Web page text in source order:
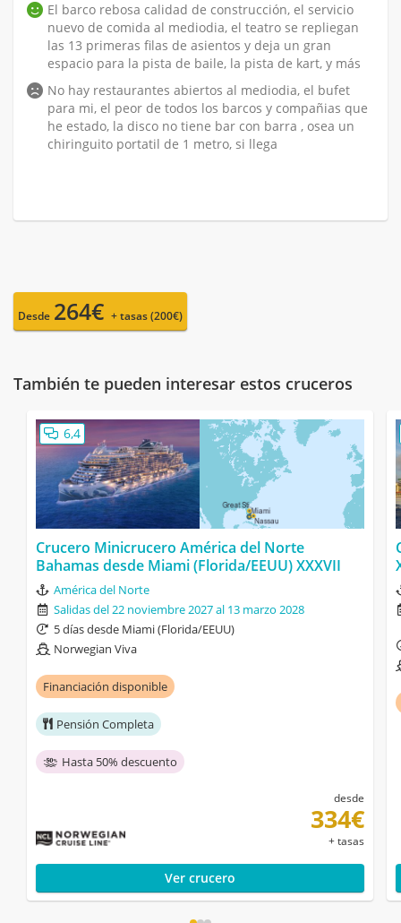
El barco rebosa calidad de construcción, el servicio
nuevo de comida al mediodia, el teatro se repliegan
las 13 primeras filas de asientos y deja un gran
espacio para la pista de baile, la pista de kart, y más
No hay restaurantes abiertos al mediodia, el bufet
para mi, el peor de todos los barcos y compañias que
he estado, la disco no tiene bar con barra , osea un
chiringuito portatil de 1 metro, si llega
Desde 264€ + tasas (200€)
También te pueden interesar estos cruceros
6,4
Crucero Minicrucero América del Norte
Bahamas desde Miami (Florida/EEUU) XXXVII
América del Norte
Salidas del 22 noviembre 2027 al 13 marzo 2028
5 días desde Miami (Florida/EEUU)
Norwegian Viva
Financiación disponible
Pensión Completa
Hasta 50% descuento
desde
334€
+ tasas
Ver crucero